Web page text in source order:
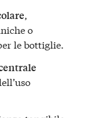
,
o
le bottiglie.